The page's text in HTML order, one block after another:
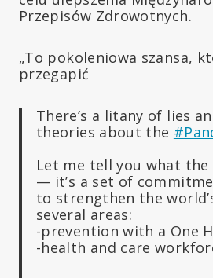
Przepisów Zdrowotnych.
„To pokoleniowa szansa,
przegapić
There’s a litany of lies
theories about the
Let me tell you what
— it’s a set of
to strengthen the
several areas:
-prevention with a One
-health and care